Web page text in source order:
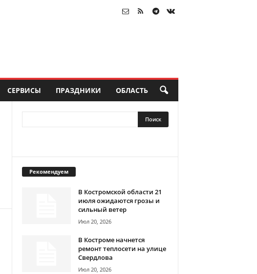
СЕРВИСЫ ПРАЗДНИКИ ОБЛАСТЬ
Рекомендуем
В Костромской области 21
июля ожидаются грозы и
сильный ветер
Июл 20, 2026
В Костроме начнется
ремонт теплосети на улице
Свердлова
Июл 20, 2026